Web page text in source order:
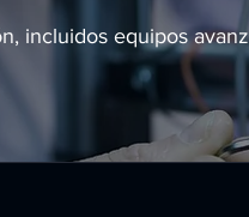
incluidos equipos